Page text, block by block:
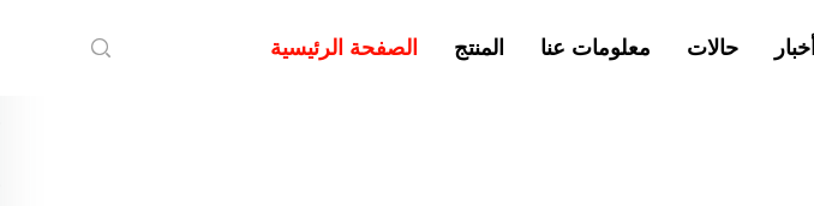
الصفحة الرئيسية المنتج معلومات عنا حالات أخبار